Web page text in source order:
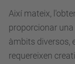
Així mateix,
proporcionar
àmbits diversos,
requereixen